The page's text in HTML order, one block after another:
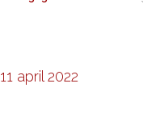
11 april 2022